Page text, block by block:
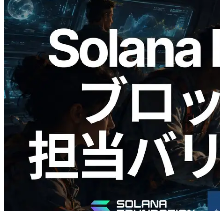
2026.05.24
Validators Solutions、Solana ブロックア
ナライザーを公開 — slot 単位のブロッ
ク生成時間と担当バリデータを視覚化
この記事を読む
さらに読み込む